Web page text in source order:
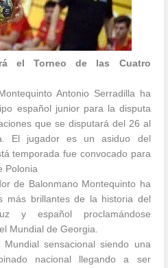
el Torneo de las Cuatro
Antonio Serradilla ha
español junior para la disputa
que se disputará del 26 al
El jugador es un asiduo del
temporada fue convocado para
Polonia
de Balonmano Montequinto ha
más brillantes de la historia del
y español proclamándose
Mundial de Georgia.
sensacional siendo una
nacional llegando a ser